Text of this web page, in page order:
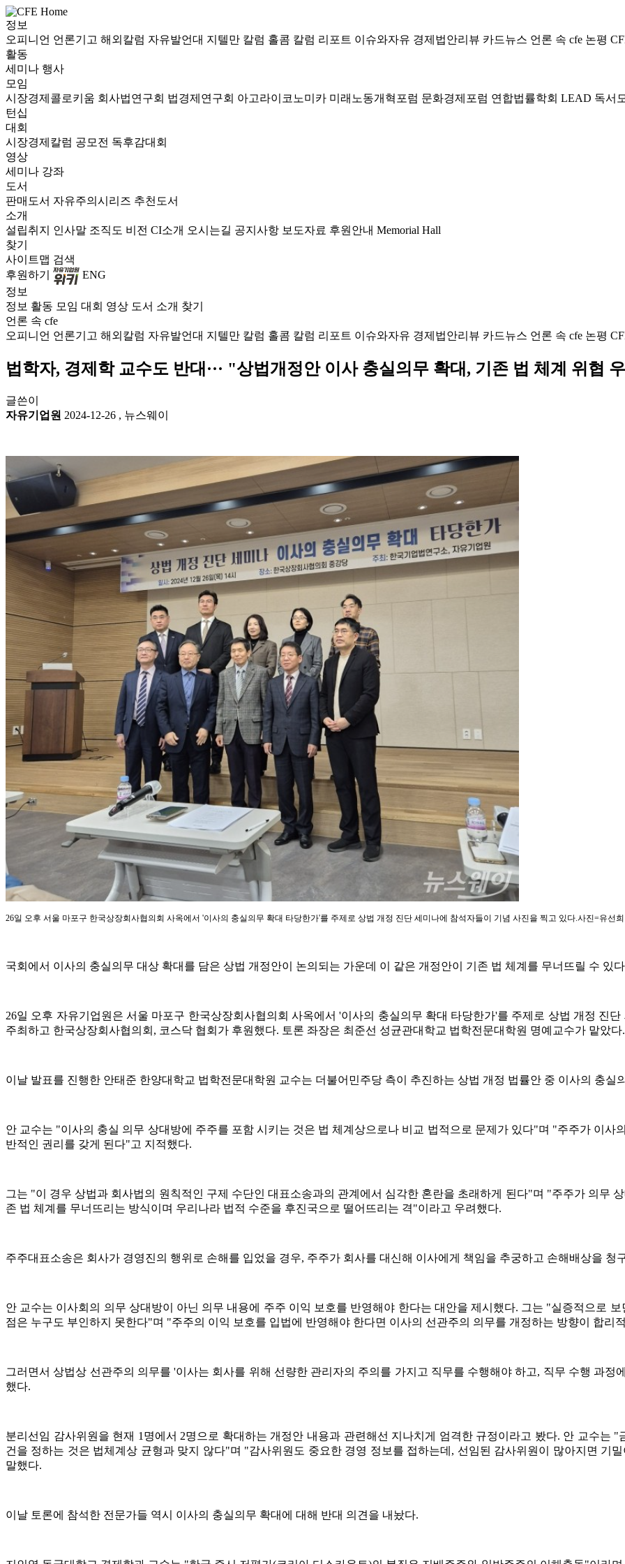
정보
오피니언 언론기고 해외칼럼 자유발언대 지텔만 칼럼 홀콤 칼럼 리포트 이슈와자유 경제법안리뷰 카드뉴스 언론 속 cfe 논평
활동
세미나 행사
모임
시장경제콜로키움 회사법연구회 법경제연구회 아고라이코노미카 미래노동개혁포럼 문화경제포럼 연합법률학회 LEAD 독서
턴십
대회
시장경제칼럼 공모전 독후감대회
영상
세미나 강좌
도서
판매도서 자유주의시리즈 추천도서
소개
설립취지 인사말 조직도 비전 CI소개 오시는길 공지사항 보도자료 후원안내 Memorial Hall
찾기
사이트맵 검색
후원하기
ENG
정보
정보 활동 모임 대회 영상 도서 소개 찾기
언론 속 cfe
오피니언 언론기고 해외칼럼 자유발언대 지텔만 칼럼 홀콤 칼럼 리포트 이슈와자유 경제법안리뷰 카드뉴스 언론 속 cfe 논평
법학자, 경제학 교수도 반대··· "상법개정안 이사 충실의무 확대, 기존 법 체계 위협
글쓴이
자유기업원 2024-12-26 , 뉴스웨이
26일 오후 서울 마포구 한국상장회사협의회 사옥에서 '이사의 충실의무 확대 타당한가'를 주제로 상법 개정 진단 세미나에 참석자들이 기념 사진을 찍고 있다.사진=유선
국회에서 이사의 충실의무 대상 확대를 담은 상법 개정안이 논의되는 가운데 이 같은 개정안이 기존 법 체계를 무너뜨릴 수 있
26일 오후 자유기업원은 서울 마포구 한국상장회사협의회 사옥에서 '이사의 충실의무 확대 타당한가'를 주제로 상법 개정 진
주최하고 한국상장회사협의회, 코스닥 협회가 후원했다. 토론 좌장은 최준선 성균관대학교 법학전문대학원 명예교수가 맡았다.
이날 발표를 진행한 안태준 한양대학교 법학전문대학원 교수는 더불어민주당 측이 추진하는 상법 개정 법률안 중 이사의 충실
안 교수는 "이사의 충실 의무 상대방에 주주를 포함 시키는 것은 법 체계상으로나 비교 법적으로 문제가 있다"며 "주주가 이사
반적인 권리를 갖게 된다"고 지적했다.
그는 "이 경우 상법과 회사법의 원칙적인 구제 수단인 대표소송과의 관계에서 심각한 혼란을 초래하게 된다"며 "주주가 의무
존 법 체계를 무너뜨리는 방식이며 우리나라 법적 수준을 후진국으로 떨어뜨리는 격"이라고 우려했다.
주주대표소송은 회사가 경영진의 행위로 손해를 입었을 경우, 주주가 회사를 대신해 이사에게 책임을 추궁하고 손해배상을 청
안 교수는 이사회의 의무 상대방이 아닌 의무 내용에 주주 이익 보호를 반영해야 한다는 대안을 제시했다. 그는 "실증적으로
점은 누구도 부인하지 못한다"며 "주주의 이익 보호를 입법에 반영해야 한다면 이사의 선관주의 의무를 개정하는 방향이 합리
그러면서 상법상 선관주의 의무를 '이사는 회사를 위해 선량한 관리자의 주의를 가지고 직무를 수행해야 하고, 직무 수행 과
했다.
분리선임 감사위원을 현재 1명에서 2명으로 확대하는 개정안 내용과 관련해선 지나치게 엄격한 규정이라고 봤다. 안 교수는
건을 정하는 것은 법체계상 균형과 맞지 않다"며 "감사위원도 중요한 경영 정보를 접하는데, 선임된 감사위원이 많아지면 기
말했다.
이날 토론에 참석한 전문가들 역시 이사의 충실의무 확대에 대해 반대 의견을 내놨다.